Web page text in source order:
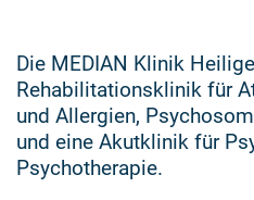
Die MEDIAN Klinik
Rehabilitationsklinik für
und Allergien,
und eine Akutklinik für
Psychotherapie.